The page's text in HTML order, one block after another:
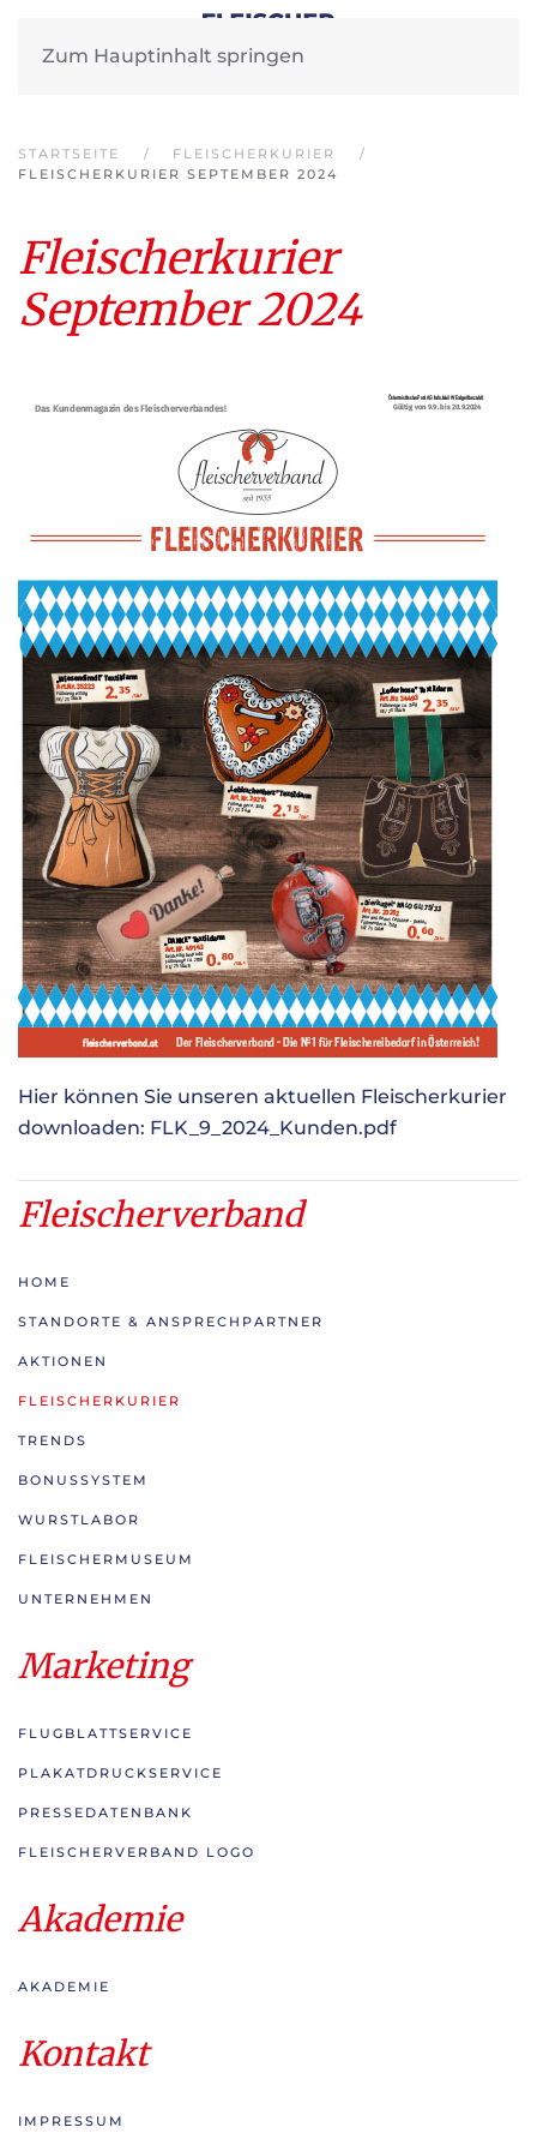
Zum Hauptinhalt springen
STARTSEITE
FLEISCHERKURIER
FLEISCHERKURIER SEPTEMBER 2024
Fleischerkurier
September 2024
Hier können Sie unseren aktuellen Fleischerkurier
downloaden: FLK_9_2024_Kunden.pdf
Fleischerverband
HOME
STANDORTE & ANSPRECHPARTNER
AKTIONEN
FLEISCHERKURIER
TRENDS
BONUSSYSTEM
WURSTLABOR
FLEISCHERMUSEUM
UNTERNEHMEN
Marketing
FLUGBLATTSERVICE
PLAKATDRUCKSERVICE
PRESSEDATENBANK
FLEISCHERVERBAND LOGO
Akademie
AKADEMIE
Kontakt
IMPRESSUM